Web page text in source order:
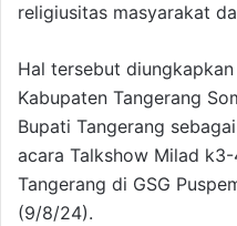
religiusitas masyarakat
Hal tersebut
Kabupaten Tangerang
Bupati Tangerang
acara Talkshow Milad
Tangerang di GSG
(9/8/24).